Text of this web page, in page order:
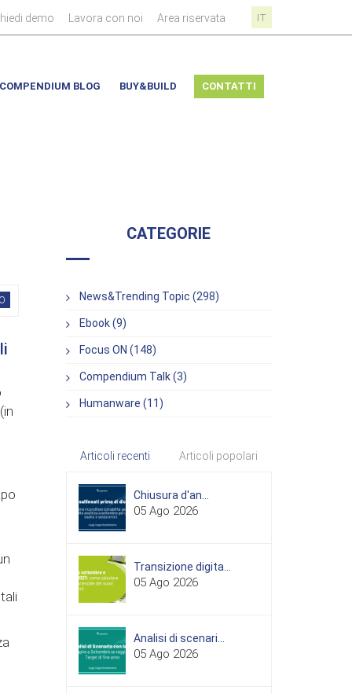
demo Lavora con noi Area riservata IT
COMPENDIUM BLOG BUY&BUILD CONTATTI
CATEGORIE
News&Trending Topic (298)
Ebook (9)
Focus ON (148)
Compendium Talk (3)
Humanware (11)
Articoli recenti Articoli popolari
Chiusura d'an...
05 Ago 2026
Transizione digita...
05 Ago 2026
Analisi di scenari...
05 Ago 2026